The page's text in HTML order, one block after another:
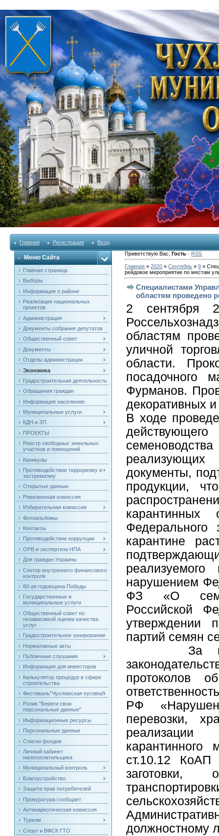
Главная Регистрация Вход
Меню Сайта
Главная страница
Выборы
Информация о районе
Реализация национальных
проектов
Администрация
Документы собрания депутатов
Общественный совет
Документы
Отделы администрации
Экономика
Градостроительная деятельность
Обращения граждан
Информация населению
Муниципальные услуги
КДН и ЗП
ПРОЕКТЫ
Реестр свободных земельных
участков и помещений
Каникулы
Противодействие терроризму и
экстремизму
Открытые данные
Ревизионная комиссия
Избирательная комиссия
Фотоальбомы
Контакты
Противодействие коррупции
ОРВ и экспертиза НПА
Для граждан Украины
Сектор внутреннего финансового
контроля
80-ая годовщина Победы
Государственные и
муниципальные услуги
Общественный совет по
независимой оценки качества
услуг
Градостроительное зонирование
Нормативные акты
Публичные слушания
Информация для инвесторов
Калькулятор процедур в сфере
строительства
Фестиваль"Чухломская пуговка"
Ролик "Береги свои
персональные данные"
Информационные ресурсы
Персональные данные
Списки фондов
Личный кабинет
налогоплатильщика
Муниципальный контроль
Благоустройство
Защита прав потребителей
Прокуратура сообщает
Антинаркотическая комиссия
Туризм
Спорт и ВФСК ГТО
Приветствую Вас ,Гость · RSS
Главная »2020 » Сентябрь » 9 »
рейдовое мероприятие по местам
Специалистами
областям проведено
2 сентября
областям
уличной
области.
посадочного
Фурманов.
декоративных
В ходе
документы,
продукции,
карантинных
карантине
нарушением
ФЗ «О
Российской
утверждении
партий семян
За
протоколов
РФ
перевозки,
реализации
карантинного
ст.10.12 КоАП
заготовки,
должностному